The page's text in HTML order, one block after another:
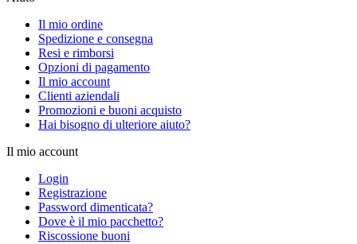
Il mio ordine
Spedizione e consegna
Resi e rimborsi
Opzioni di pagamento
Il mio account
Clienti aziendali
Promozioni e buoni acquisto
Hai bisogno di ulteriore aiuto?
Il mio account
Login
Registrazione
Password dimenticata?
Dove è il mio pacchetto?
Riscossione buoni